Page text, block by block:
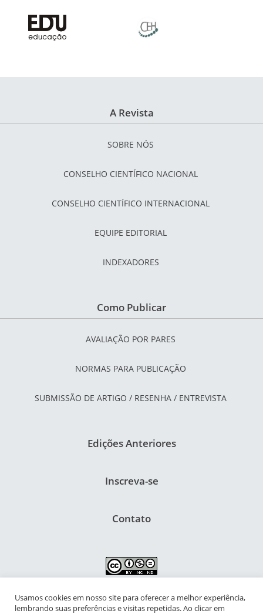
A Revista
SOBRE NÓS
CONSELHO CIENTÍFICO NACIONAL
CONSELHO CIENTÍFICO INTERNACIONAL
EQUIPE EDITORIAL
INDEXADORES
Como Publicar
AVALIAÇÃO POR PARES
NORMAS PARA PUBLICAÇÃO
SUBMISSÃO DE ARTIGO / RESENHA / ENTREVISTA
Edições Anteriores
Inscreva-se
Contato
NIPIAC – Núcleo Interdisciplinar de Pesquisa para a Infância e
Usamos cookies em nosso site para oferecer a melhor experiência,
lembrando suas preferências e visitas repetidas. Ao clicar em